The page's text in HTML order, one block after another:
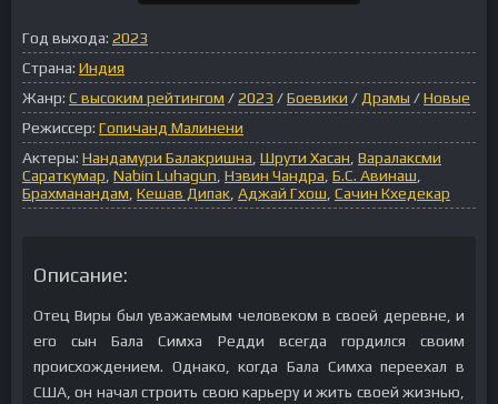
Год выхода: 2023
Страна: Индия
Жанр: С высоким рейтингом /2023 /Боевики / Драмы /Новые
Режиссер: Гопичанд Малинени
Актеры: Нандамури Балакришна Шрути Хасан Варалаксми
Сараткумар Nabin Luhagun Нэвин Чандра Б.С. Авинаш
Брахманандам Кешав Дипак Аджай Гхош Сачин Кхедекар
Описание:
Отец Виры был уважаемым человеком в своей деревне, и
его сын Бала Симха Редди всегда гордился своим
происхождением. Однако, когда Бала Симха переехал в
США, он начал строить свою карьеру и жить своей жизнью,